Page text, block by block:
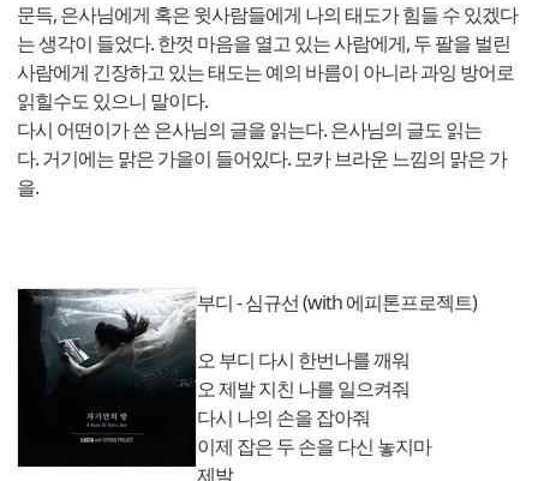
문득, 은사님에게 혹은 윗사람들에게 나의 태도가 힘들 수 있겠다
는 생각이 들었다. 한껏 마음을 열고 있는 사람에게, 두 팔을 벌린
사람에게 긴장하고 있는 태도는 예의 바름이 아니라 과잉 방어로
읽힐수도 있으니 말이다.
다시 어떤이가 쓴 은사님의 글을 읽는다. 은사님의 글도 읽는
다. 거기에는 맑은 가을이 들어있다. 모카 브라운 느낌의 맑은 가
을.
부디 - 심규선 (with 에피톤프로젝트)
오 부디 다시 한번나를 깨워
오 제발 지친 나를 일으켜줘
다시 나의 손을 잡아줘
이제 잡은 두 손을 다신 놓지마
제발